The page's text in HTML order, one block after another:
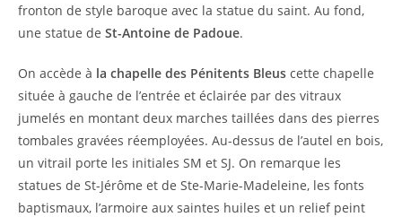
fronton de style baroque avec la statue du saint. Au fond,
une statue de St-Antoine de Padoue.
On accède à la chapelle des Pénitents Bleus cette chapelle
située à gauche de l’entrée et éclairée par des vitraux
jumelés en montant deux marches taillées dans des pierres
tombales gravées réemployées. Au-dessus de l’autel en bois,
un vitrail porte les initiales SM et SJ. On remarque les
statues de St-Jérôme et de Ste-Marie-Madeleine, les fonts
baptismaux, l’armoire aux saintes huiles et un relief peint